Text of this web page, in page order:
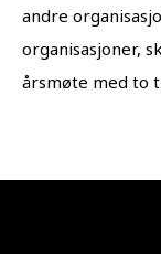
andre
organisasjoner,
årsmøte med to